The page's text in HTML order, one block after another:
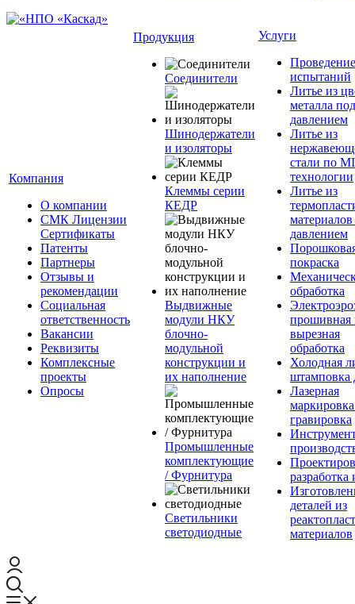
Компания
О компании
СМК Лицензии
Сертификаты
Патенты
Партнеры
Отзывы и
рекомендации
Социальная
ответственность
Вакансии
Реквизиты
Комплексные
проекты
Опросы
Продукция
Соединители
Шинодержатели
и изоляторы
Клеммы серии
КЕДР
Выдвижные
модули НКУ
блочно-
модульной
конструкции и
их наполнение
Промышленные
комплектующие
/ Фурнитура
Светильники
светодиодные
Услуги
Проведение
испытаний
Литье из
металла под
давлением
Литье из
стали по
технологии
Литье из
давлением
покраска
обработка
прошивная
вырезная
обработка
Холодная
штамповка
Лазерная
гравировка
разработка
деталей из
материалов